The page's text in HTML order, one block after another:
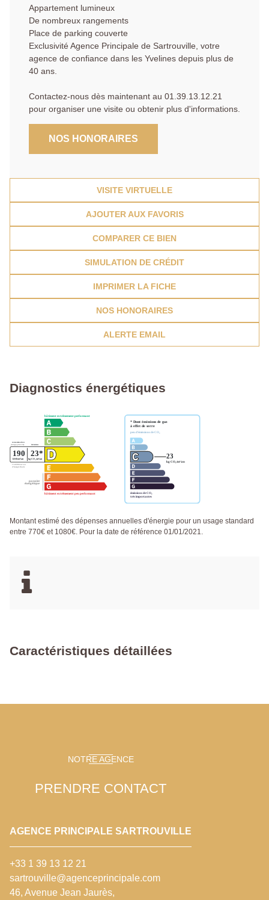
Appartement lumineux
De nombreux rangements
Place de parking couverte
Exclusivité Agence Principale de Sartrouville, votre
agence de confiance dans les Yvelines depuis plus de
40 ans.
Contactez-nous dès maintenant au 01.39.13.12.21
pour organiser une visite ou obtenir plus d'informations.
NOS HONORAIRES
VISITE VIRTUELLE
AJOUTER AUX FAVORIS
COMPARER CE BIEN
SIMULATION DE CRÉDIT
IMPRIMER LA FICHE
NOS HONORAIRES
ALERTE EMAIL
Diagnostics énergétiques
Montant estimé des dépenses annuelles d'énergie pour un usage standard
entre 770€ et 1080€. Pour la date de référence 01/01/2021.
Caractéristiques détaillées
NOTRE AGENCE
PRENDRE CONTACT
AGENCE PRINCIPALE SARTROUVILLE
+33 1 39 13 12 21
sartrouville@agenceprincipale.com
46, Avenue Jean Jaurès,